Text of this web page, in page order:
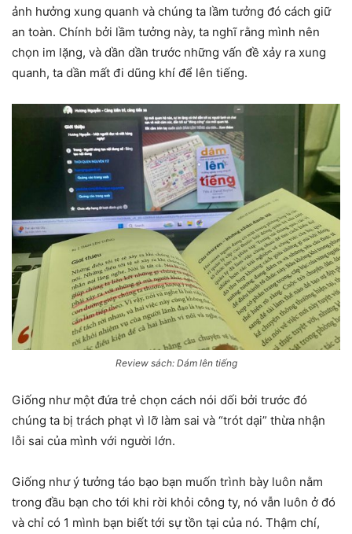
ảnh hưởng xung quanh và chúng ta lầm tưởng đó cách giữ
an toàn. Chính bởi lầm tưởng này, ta nghĩ rằng mình nên
chọn im lặng, và dần dần trước những vấn đề xảy ra xung
quanh, ta dần mất đi dũng khí để lên tiếng.
Review sách: Dám lên tiếng
Giống như một đứa trẻ chọn cách nói dối bởi trước đó
chúng ta bị trách phạt vì lỡ làm sai và “trót dại” thừa nhận
lỗi sai của mình với người lớn.
Giống như ý tưởng táo bạo bạn muốn trình bày luôn nằm
trong đầu bạn cho tới khi rời khỏi công ty, nó vẫn luôn ở đó
và chỉ có 1 mình bạn biết tới sự tồn tại của nó. Thậm chí,